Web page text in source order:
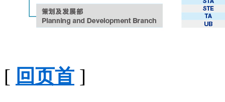
[ 回页首 ]